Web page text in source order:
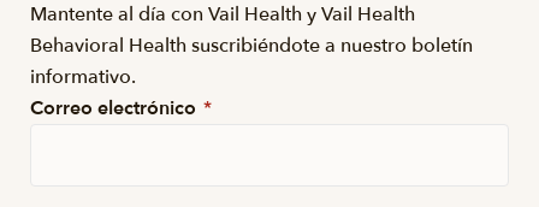
Mantente al día con Vail Health y Vail Health
Behavioral Health suscribiéndote a nuestro boletín
informativo.
Correo electrónico *